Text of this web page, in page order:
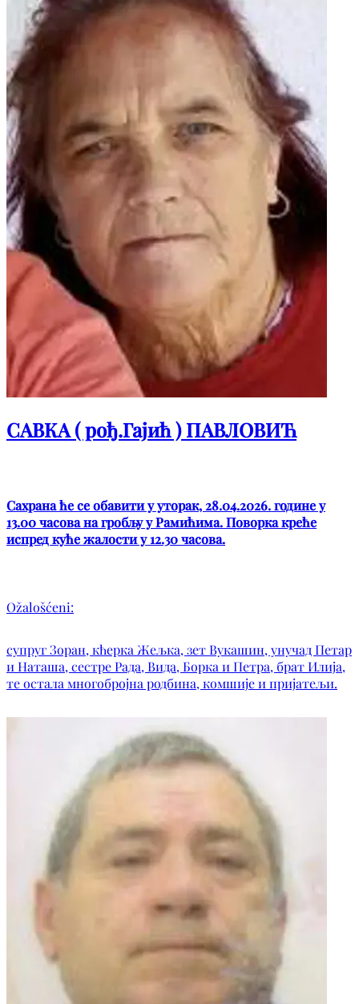
САВКА ( рођ.Гајић ) ПАВЛОВИЋ
Сахрана ће се обавити у уторак, 28.04.2026. године у
13.00 часова на гробљу у Рамићима. Поворка креће
испред куће жалости у 12.30 часова.
Ožalošćeni:
супруг Зоран, кћерка Жељка, зет Вукашин, унучад Петар
и Наташа, сестре Рада, Вида, Борка и Петра, брат Илија,
те остала многобројна родбина, комшије и пријатељи.